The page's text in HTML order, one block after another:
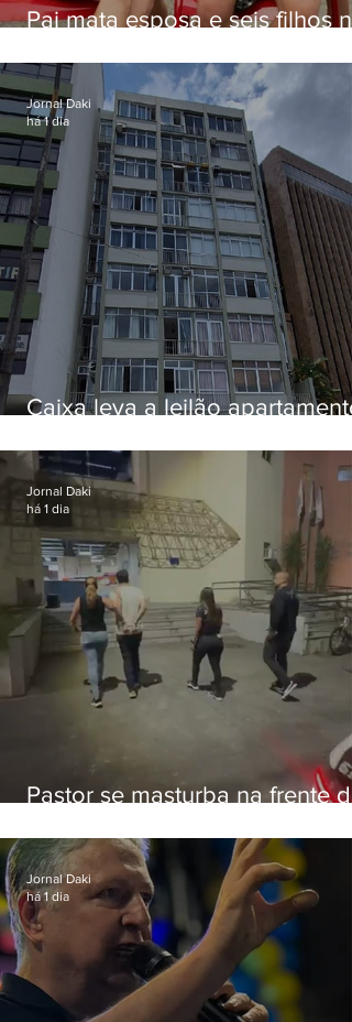
Pai mata esposa e seis filhos
Caixa leva a leilão apartamento
Botafogo
Jornal Daki
há 1 dia
Pastor se masturba na frente de
Jornal Daki
há 1 dia
Jornal Daki
há 1 dia